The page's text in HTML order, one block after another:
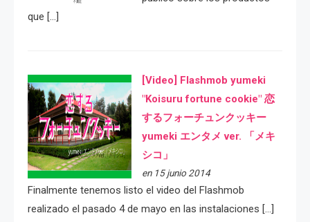
que […]
[Video] Flashmob yumeki
"Koisuru fortune cookie" 恋
するフォーチュンクッキー
yumeki エンタメ ver. 「メキ
シコ」
en 15 junio 2014
Finalmente tenemos listo el video del Flashmob
realizado el pasado 4 de mayo en las instalaciones […]